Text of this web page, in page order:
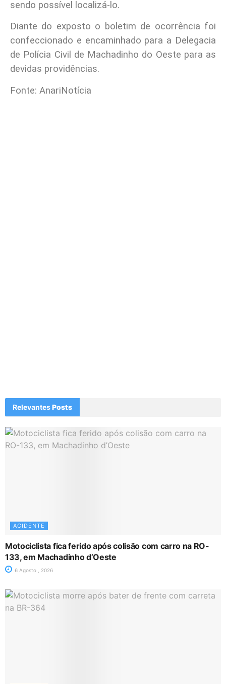
sendo possível localizá-lo.
Diante do exposto o boletim de ocorrência foi
confeccionado e encaminhado para a Delegacia
de Polícia Civil de Machadinho do Oeste para as
devidas providências.
Fonte: AnariNotícia
RelevantesPosts
ACIDENTE
Motociclista fica ferido após colisão com carro na RO-
133, em Machadinho d’Oeste
6 Agosto , 2026